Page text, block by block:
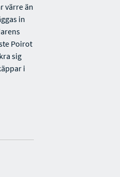
värre än
in
Poirot
sig
i